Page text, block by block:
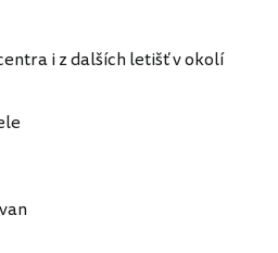
i z dalších letišť v okolí